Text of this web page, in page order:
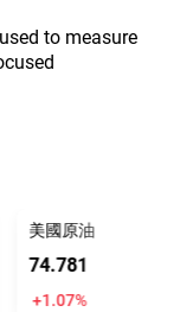
to measure
美國原油
74.784
+1.07%